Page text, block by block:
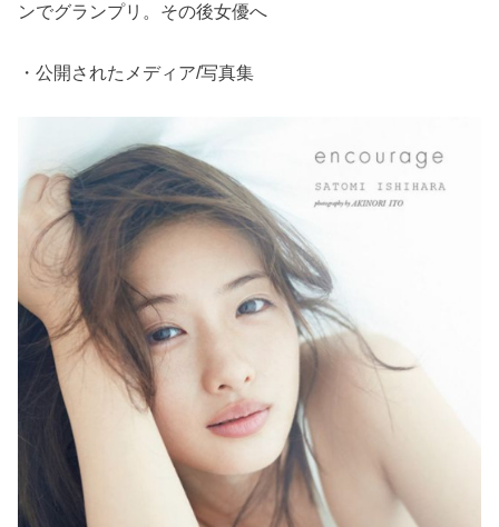
ンでグランプリ。その後女優へ
・公開されたメディア/写真集